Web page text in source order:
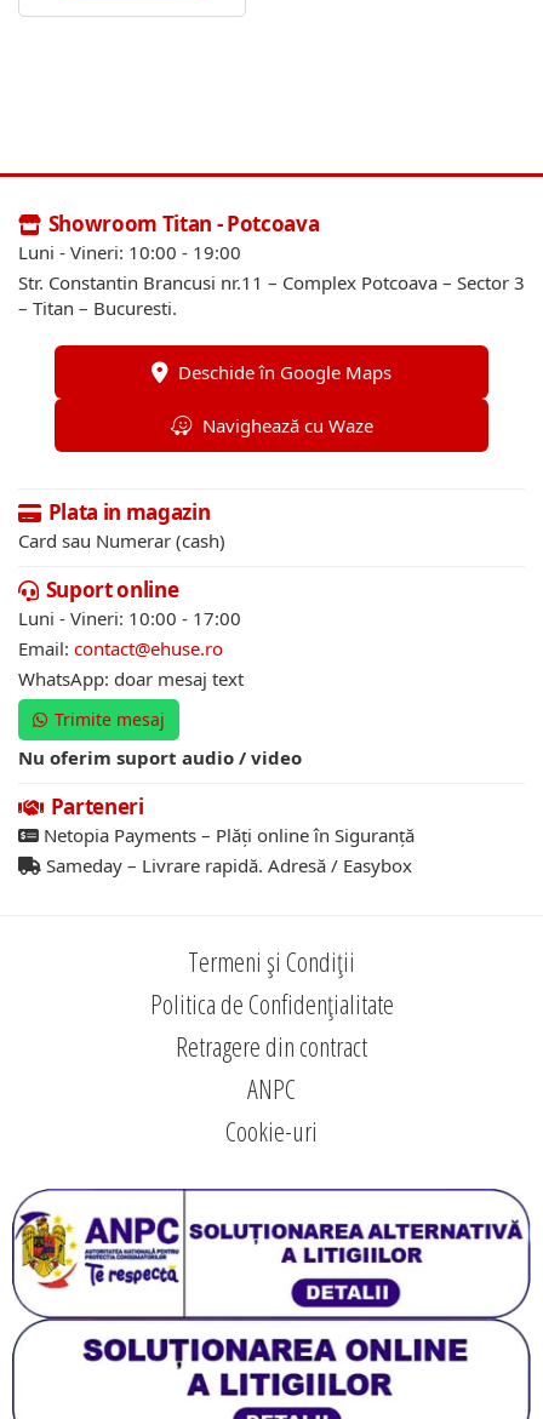
Showroom Titan - Potcoava
Luni - Vineri: 10:00 - 19:00
Str. Constantin Brancusi nr.11 – Complex Potcoava – Sector 3
– Titan – Bucuresti.
Deschide în Google Maps
Navighează cu Waze
Plata in magazin
Card sau Numerar (cash)
Suport online
Luni - Vineri: 10:00 - 17:00
Email: contact@ehuse.ro
WhatsApp: doar mesaj text
Trimite mesaj
Nu oferim suport audio / video
Parteneri
Netopia Payments – Plăți online în Siguranță
Sameday – Livrare rapidă. Adresă / Easybox
Termeni și Condiții
Politica de Confidențialitate
Retragere din contract
ANPC
Cookie-uri